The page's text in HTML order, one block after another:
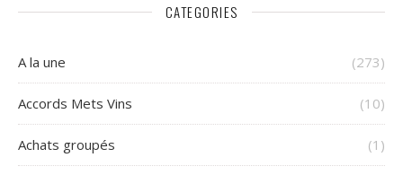
CATEGORIES
A la une (273)
Accords Mets Vins (10)
Achats groupés (1)